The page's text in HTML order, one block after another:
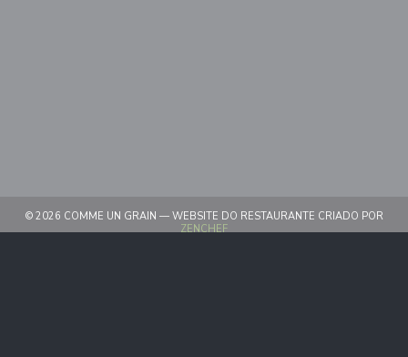
© 2026 COMME UN GRAIN — WEBSITE DO RESTAURANTE CRIADO POR
ZENCHEF((ABRE NUMA NOVA JANELA))